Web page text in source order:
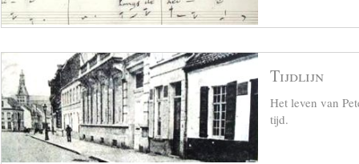
Tijdlijn
Het leven van
tijd.